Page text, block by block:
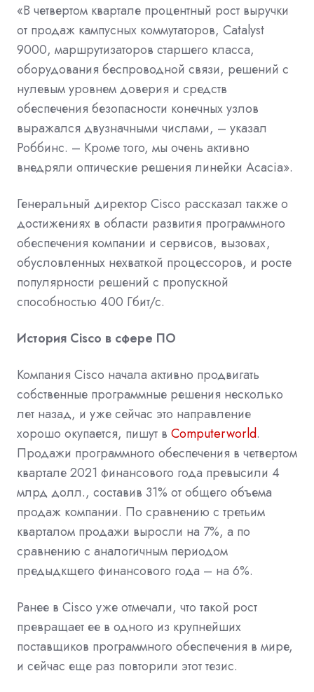
«В четвертом квартале процентный рост выручки
от продаж кампусных коммутаторов, Catalyst
9000, маршрутизаторов старшего класса,
оборудования беспроводной связи, решений с
нулевым уровнем доверия и средств
обеспечения безопасности конечных узлов
выражался двузначными числами, – указал
Роббинс. – Кроме того, мы очень активно
внедряли оптические решения линейки Acacia».
Генеральный директор Cisco рассказал также о
достижениях в области развития программного
обеспечения компании и сервисов, вызовах,
обусловленных нехваткой процессоров, и росте
популярности решений с пропускной
способностью 400 Гбит/с.
История Cisco в сфере ПО
Компания Cisco начала активно продвигать
собственные программные решения несколько
лет назад, и уже сейчас это направление
хорошо окупается, пишут в Computerworld.
Продажи программного обеспечения в четвертом
квартале 2021 финансового года превысили 4
млрд долл., составив 31% от общего объема
продаж компании. По сравнению с третьим
кварталом продажи выросли на 7%, а по
сравнению с аналогичным периодом
предыдкщего финансового года – на 6%.
Ранее в Cisco уже отмечали, что такой рост
превращает ее в одного из крупнейших
поставщиков программного обеспечения в мире,
и сейчас еще раз повторили этот тезис.